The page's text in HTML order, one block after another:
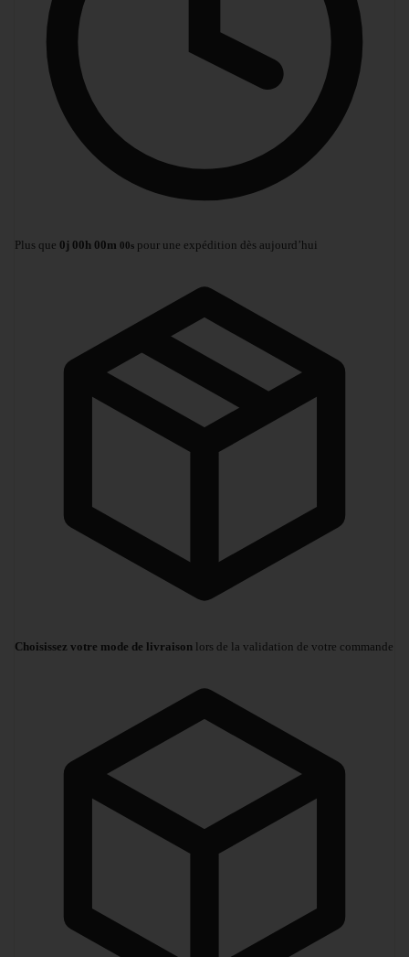
Plus que 0j 00h 00m 00s pour une expédition dès aujourd’hui
Choisissez votre mode de livraison lors de la validation de votre commande